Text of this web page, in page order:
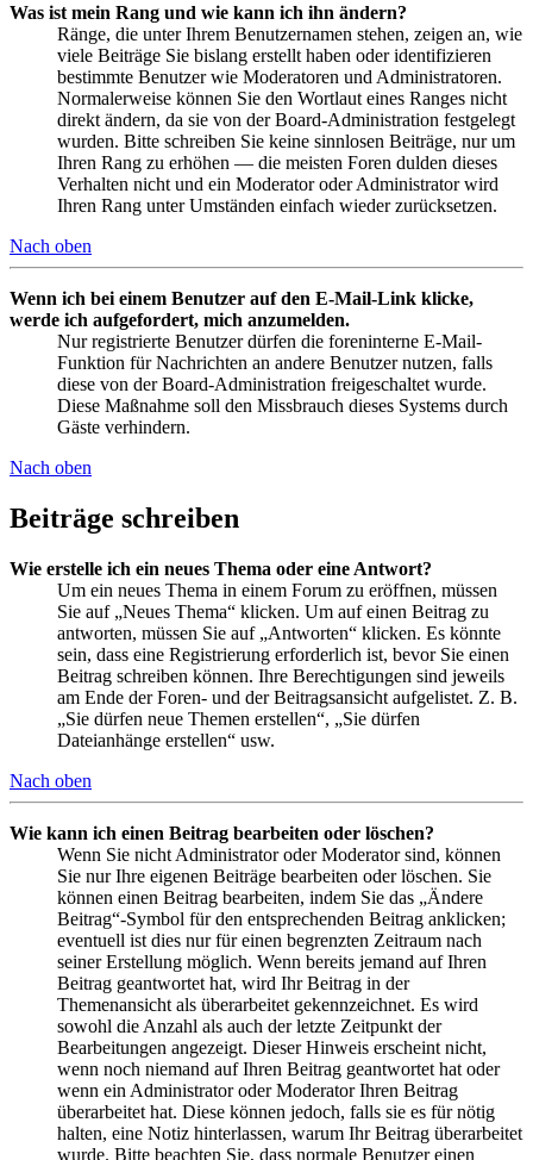
Was ist mein Rang und wie kann ich ihn ändern?
Ränge, die unter Ihrem Benutzernamen stehen, zeigen an, wie
viele Beiträge Sie bislang erstellt haben oder identifizieren
bestimmte Benutzer wie Moderatoren und Administratoren.
Normalerweise können Sie den Wortlaut eines Ranges nicht
direkt ändern, da sie von der Board-Administration festgelegt
wurden. Bitte schreiben Sie keine sinnlosen Beiträge, nur um
Ihren Rang zu erhöhen — die meisten Foren dulden dieses
Verhalten nicht und ein Moderator oder Administrator wird
Ihren Rang unter Umständen einfach wieder zurücksetzen.
Nach oben
Wenn ich bei einem Benutzer auf den E-Mail-Link klicke,
werde ich aufgefordert, mich anzumelden.
Nur registrierte Benutzer dürfen die foreninterne E-Mail-
Funktion für Nachrichten an andere Benutzer nutzen, falls
diese von der Board-Administration freigeschaltet wurde.
Diese Maßnahme soll den Missbrauch dieses Systems durch
Gäste verhindern.
Nach oben
Beiträge schreiben
Wie erstelle ich ein neues Thema oder eine Antwort?
Um ein neues Thema in einem Forum zu eröffnen, müssen
Sie auf „Neues Thema“ klicken. Um auf einen Beitrag zu
antworten, müssen Sie auf „Antworten“ klicken. Es könnte
sein, dass eine Registrierung erforderlich ist, bevor Sie einen
Beitrag schreiben können. Ihre Berechtigungen sind jeweils
am Ende der Foren- und der Beitragsansicht aufgelistet. Z. B.
„Sie dürfen neue Themen erstellen“, „Sie dürfen
Dateianhänge erstellen“ usw.
Nach oben
Wie kann ich einen Beitrag bearbeiten oder löschen?
Wenn Sie nicht Administrator oder Moderator sind, können
Sie nur Ihre eigenen Beiträge bearbeiten oder löschen. Sie
können einen Beitrag bearbeiten, indem Sie das „Ändere
Beitrag“-Symbol für den entsprechenden Beitrag anklicken;
eventuell ist dies nur für einen begrenzten Zeitraum nach
seiner Erstellung möglich. Wenn bereits jemand auf Ihren
Beitrag geantwortet hat, wird Ihr Beitrag in der
Themenansicht als überarbeitet gekennzeichnet. Es wird
sowohl die Anzahl als auch der letzte Zeitpunkt der
Bearbeitungen angezeigt. Dieser Hinweis erscheint nicht,
wenn noch niemand auf Ihren Beitrag geantwortet hat oder
wenn ein Administrator oder Moderator Ihren Beitrag
überarbeitet hat. Diese können jedoch, falls sie es für nötig
halten, eine Notiz hinterlassen, warum Ihr Beitrag überarbeitet
wurde. Bitte beachten Sie, dass normale Benutzer einen